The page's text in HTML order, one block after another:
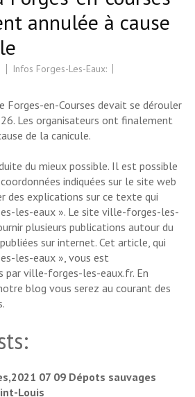
annulée à cause
Infos Forges-Les-Eaux:
Forges-en-Courses devait se dérouler
Les organisateurs ont finalement
de la canicule.
du mieux possible. Il est possible
indiquées sur le site web
des explications sur ce texte qui
les-eaux ». Le site ville-forges-les-
plusieurs publications autour du
sur internet. Cet article, qui
les-eaux », vous est
ville-forges-les-eaux.fr. En
blog vous serez au courant des
07 09 Dépots sauvages
Louis